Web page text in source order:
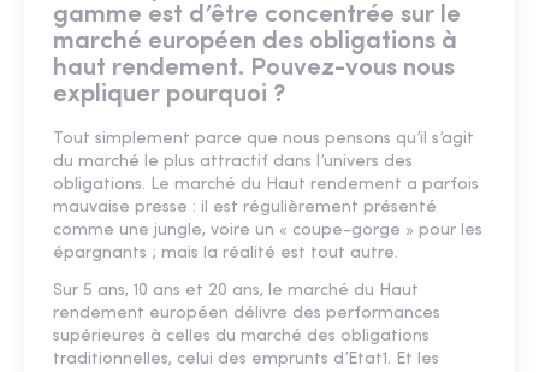
gamme est d’être concentrée sur le
marché européen des obligations à
haut rendement. Pouvez-vous nous
expliquer pourquoi ?
Tout simplement parce que nous pensons qu’il s’agit
du marché le plus attractif dans l’univers des
obligations. Le marché du Haut rendement a parfois
mauvaise presse : il est régulièrement présenté
comme une jungle, voire un « coupe-gorge » pour les
épargnants ; mais la réalité est tout autre.
Sur 5 ans, 10 ans et 20 ans, le marché du Haut
rendement européen délivre des performances
supérieures à celles du marché des obligations
traditionnelles, celui des emprunts d’Etat1. Et les